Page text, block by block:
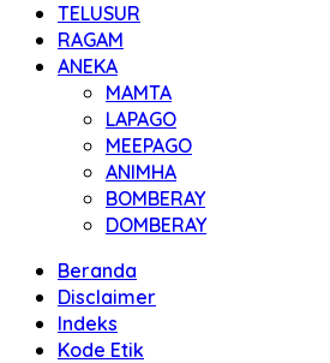
TELUSUR
RAGAM
ANEKA
MAMTA
LAPAGO
MEEPAGO
ANIMHA
BOMBERAY
DOMBERAY
Beranda
Disclaimer
Indeks
Kode Etik